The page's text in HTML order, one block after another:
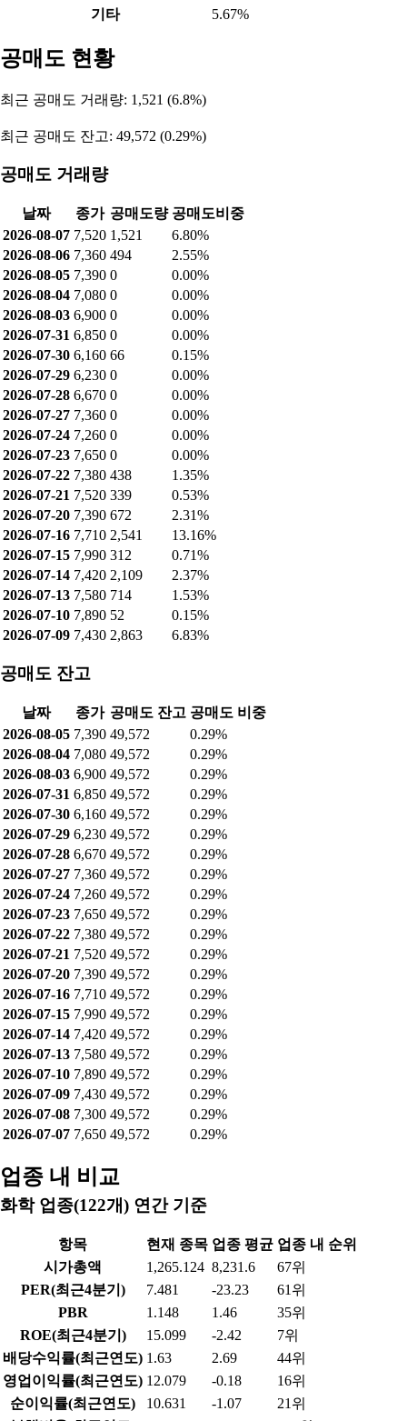
기타
5.67%
공매도 현황
최근 공매도 거래량: 1,521 (6.8%)
최근 공매도 잔고: 49,572 (0.29%)
공매도 거래량
날짜 종가 공매도량 공매도비중
2026-08-07 7,520 1,521
6.80%
2026-08-06 7,360 494
2.55%
2026-08-05 7,390 0
0.00%
2026-08-04 7,080 0
0.00%
2026-08-03 6,900 0
0.00%
2026-07-31 6,850 0
0.00%
2026-07-30 6,160 66
0.15%
2026-07-29 6,230 0
0.00%
2026-07-28 6,670 0
0.00%
2026-07-27 7,360 0
0.00%
2026-07-24 7,260 0
0.00%
2026-07-23 7,650 0
0.00%
2026-07-22 7,380 438
1.35%
2026-07-21 7,520 339
0.53%
2026-07-20 7,390 672
2.31%
2026-07-16 7,710 2,541
13.16%
2026-07-15 7,990 312
0.71%
2026-07-14 7,420 2,109
2.37%
2026-07-13 7,580 714
1.53%
2026-07-10 7,890 52
0.15%
2026-07-09 7,430 2,863 6.83%
공매도 잔고
날짜 종가 공매도 잔고 공매도 비중
2026-08-05 7,390 49,572
0.29%
2026-08-04 7,080 49,572
0.29%
2026-08-03 6,900 49,572
0.29%
2026-07-31 6,850 49,572
0.29%
2026-07-30 6,160 49,572
0.29%
2026-07-29 6,230 49,572
0.29%
2026-07-28 6,670 49,572
0.29%
2026-07-27 7,360 49,572
0.29%
2026-07-24 7,260 49,572
0.29%
2026-07-23 7,650 49,572
0.29%
2026-07-22 7,380 49,572
0.29%
2026-07-21 7,520 49,572
0.29%
2026-07-20 7,390 49,572
0.29%
2026-07-16 7,710 49,572
0.29%
2026-07-15 7,990 49,572
0.29%
2026-07-14 7,420 49,572
0.29%
2026-07-13 7,580 49,572
0.29%
2026-07-10 7,890 49,572
0.29%
2026-07-09 7,430 49,572
0.29%
2026-07-08 7,300 49,572
0.29%
2026-07-07 7,650 49,572 0.29%
업종 내 비교
화학 업종(122개) 연간 기준
항목 현재 종목 업종 평균 업종 내 순위
시가총액
1,265.124 8,231.6
67위
PER(최근4분기)
7.481 -23.23
61위
PBR
1.148 1.46
35위
ROE(최근4분기)
15.099 -2.42
7위
배당수익률(최근연도) 1.63 2.69
44위
영업이익률(최근연도) 12.079 -0.18
16위
순이익률(최근연도)
10.631 -1.07
21위